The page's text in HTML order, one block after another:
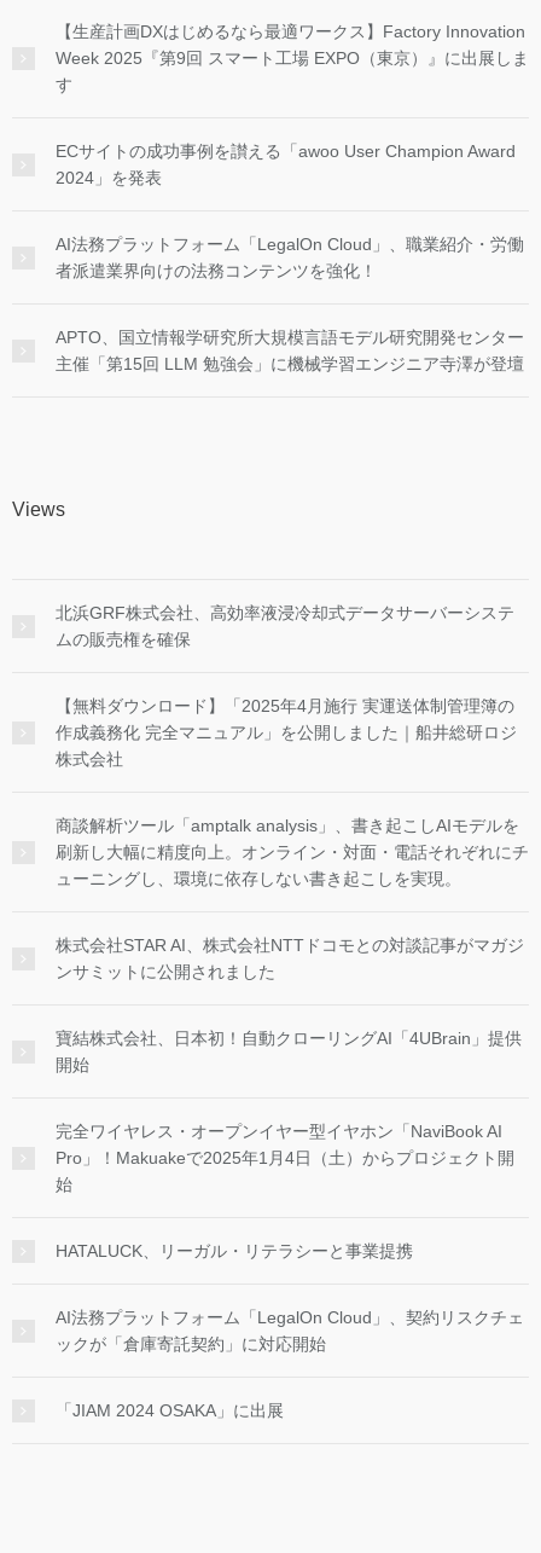
【生産計画DXはじめるなら最適ワークス】Factory Innovation
Week 2025『第9回 スマート工場 EXPO（東京）』に出展しま
す
ECサイトの成功事例を讃える「awoo User Champion Award
2024」を発表
AI法務プラットフォーム「LegalOn Cloud」、職業紹介・労働
者派遣業界向けの法務コンテンツを強化！
APTO、国立情報学研究所大規模言語モデル研究開発センター
主催「第15回 LLM 勉強会」に機械学習エンジニア寺澤が登壇
Views
北浜GRF株式会社、高効率液浸冷却式データサーバーシステ
ムの販売権を確保
【無料ダウンロード】「2025年4月施行 実運送体制管理簿の
作成義務化 完全マニュアル」を公開しました｜船井総研ロジ
株式会社
商談解析ツール「amptalk analysis」、書き起こしAIモデルを
刷新し大幅に精度向上。オンライン・対面・電話それぞれにチ
ューニングし、環境に依存しない書き起こしを実現。
株式会社STAR AI、株式会社NTTドコモとの対談記事がマガジ
ンサミットに公開されました
寶結株式会社、日本初！自動クローリングAI「4UBrain」提供
開始
完全ワイヤレス・オープンイヤー型イヤホン「NaviBook AI
Pro」！Makuakeで2025年1月4日（土）からプロジェクト開
始
HATALUCK、リーガル・リテラシーと事業提携
AI法務プラットフォーム「LegalOn Cloud」、契約リスクチェ
ックが「倉庫寄託契約」に対応開始
「JIAM 2024 OSAKA」に出展